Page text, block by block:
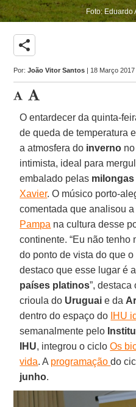
Foto: Eduardo
share
Por:João Vitor Santos | 18 Março 2017
O entardecer da quinta-
de queda de temperatura
a atmosfera do inverno no
intimista, ideal para
embalado pelas milongas
Xavier. O músico porto-
comentada que analisou
Pampa na cultura desse
continente. “Eu não tenho
do ponto de vista do que
destaco que esse lugar é
países platinos”,
crioula do Uruguai e da
dentro do espaço do IHU
semanalmente pelo
IHU, integrou o cicloOs
vida. A programaçãodo
junho.